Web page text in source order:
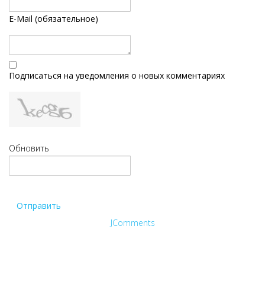
E-Mail (обязательное)
Подписаться на уведомления о новых комментариях
Обновить
Отправить
JComments